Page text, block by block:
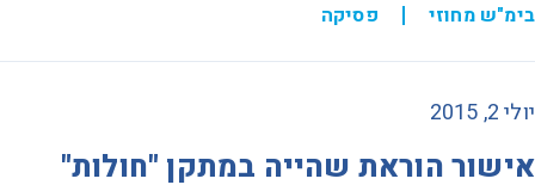
בימ"ש מחוזי פסיקה
יולי 2, 2015
אישור הוראת שהייה במתקן "חולות"